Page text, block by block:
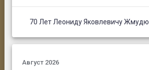
70 Лет Леониду Яковлевичу Жмудю
Август 2026